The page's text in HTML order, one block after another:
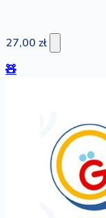
27,00 zł
🧸